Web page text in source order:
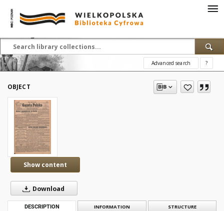
Advanced search ?
OBJECT
Show content
Download
DESCRIPTION INFORMATION STRUCTURE